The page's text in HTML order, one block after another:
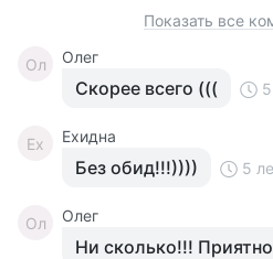
Показать все
Ол Олег
Скорее всего (((
Ех Ехидна
Без обид!!!)))) 5
Ол Олег
Ни сколько!!!